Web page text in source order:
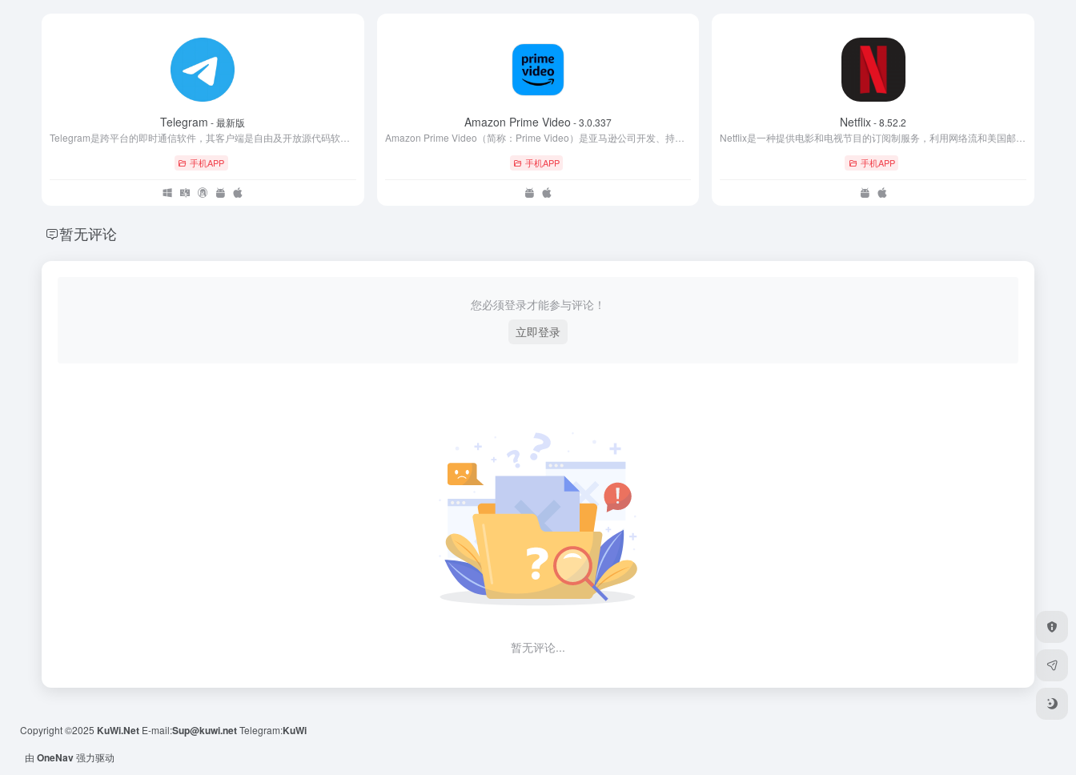
Telegram - 最新版
手机APP
Amazon Prime Video - 3.0.337
Amazon Prime Video（简称：Prime Video）是亚马逊公司开发、持有并运营的互联网视频点播服务，它提供包括亚马逊工作室原创内容在内的电视节目和影音的租借、购买及在线观看。
手机APP
Netflix- 8.52.2
手机APP
暂无评论
您必须登录才能参与评论！
立即登录
暂无评论...
Copyright ©2025 KuWi.Net E-mail:Sup@kuwi.netTelegram:KuWi
由 OneNav强力驱动